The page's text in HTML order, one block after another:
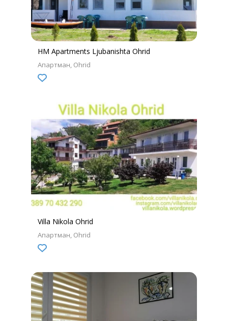
HM Apartments Ljubanishta Ohrid
Апартман Ohrid
Villa Nikola Ohrid
Апартман Ohrid